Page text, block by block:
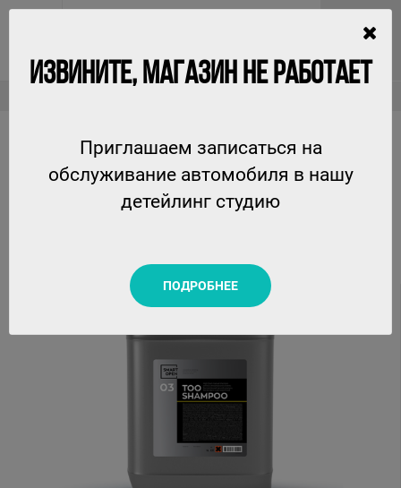
03 TOO SHAMPOO - ВЫСОКОПЕННЫЙ РУЧНОЙ
ШАМПУНЬ SMARTOPEN, 5Л
ИЗВИНИТЕ, МАГАЗИН НЕ РАБОТАЕТ
Приглашаем записаться на
обслуживание автомобиля в нашу
детейлинг студию
ПОДРОБНЕЕ